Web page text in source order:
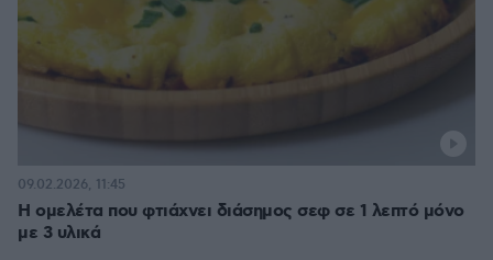
Η ομελέτα που φτιάχνει διάσημος σεφ σε 1 λεπτό μόνο
με 3 υλικά
09.02.2026, 11:45